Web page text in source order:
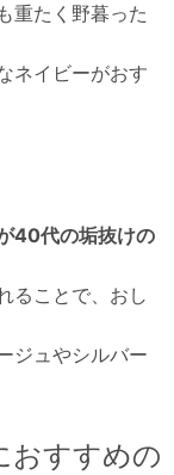
重たく野暮った
ネイビーがおす
40代の垢抜けの
ることで、おし
ジュやシルバー
おすすめの